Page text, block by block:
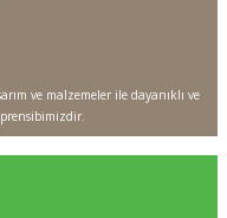
ve malzemeler ile dayanıklı ve
prensibimizdir.